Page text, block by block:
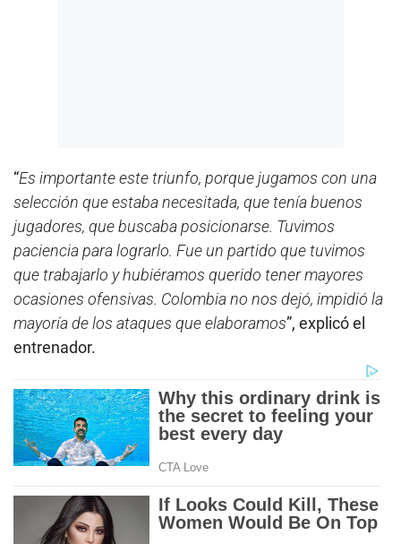
“Es importante este triunfo, porque jugamos con una
selección que estaba necesitada, que tenía buenos
jugadores, que buscaba posicionarse. Tuvimos
paciencia para lograrlo. Fue un partido que tuvimos
que trabajarlo y hubiéramos querido tener mayores
ocasiones ofensivas. Colombia no nos dejó, impidió la
mayoría de los ataques que elaboramos”, explicó el
entrenador.